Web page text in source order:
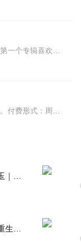
欢迎收看本期爆笑段子这是我创作的第一个专辑喜欢就订阅➕关注多多支持一下吧୧⩾Ꙫ⩽୨
收听须知：不许不开心，催更需投喂。付费形式：周一付费更新，周四免费更新。不定期加更。会员免费听，或单期2.99元订购听（二选一即可）！本节目由喜马拉雅独家出品说...